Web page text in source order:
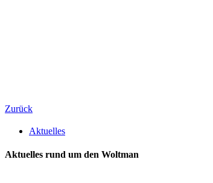
Zurück
Aktuelles
Aktuelles rund um den Woltman